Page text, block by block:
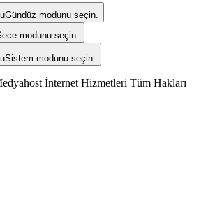
Gündüz modunu seçin.
modunu seçin.
Sistem modunu seçin.
İnternet Hizmetleri Tüm Hakları